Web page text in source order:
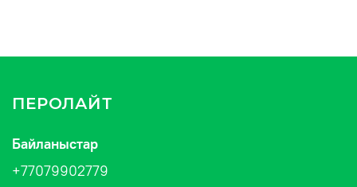
ПЕРОЛАЙТ
Байланыстар
+77079902779